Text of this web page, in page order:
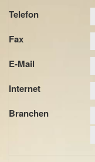
Telefon
Fax
E-Mail
Internet
Branchen